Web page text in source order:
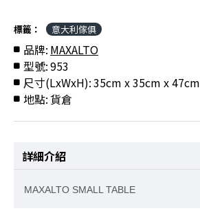
標籤： 意大利傢俱
品牌: MAXALTO
型號:953
尺寸(LxWxH):35cm x 35cm x 47cm
地點:貨倉
詳細介紹
MAXALTO SMALL TABLE